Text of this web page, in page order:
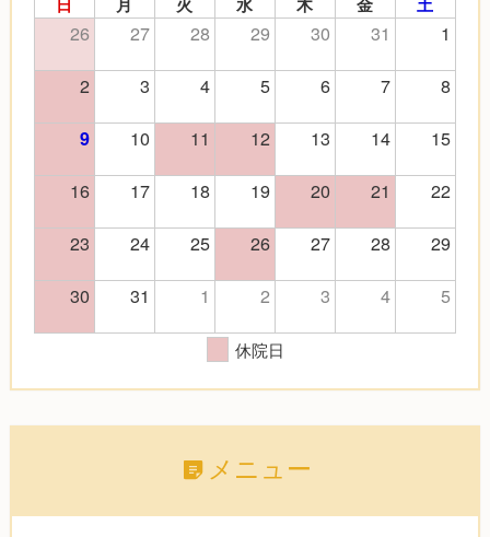
26 27 28 29 30 31
1
2
3 4 5 6 7 8
9 10 11 12 13 14
15
16
17 18 19 20 21
22
23
24 25 26 27 28
29
30
31 1 2 3 4 5
休院日
メニュー